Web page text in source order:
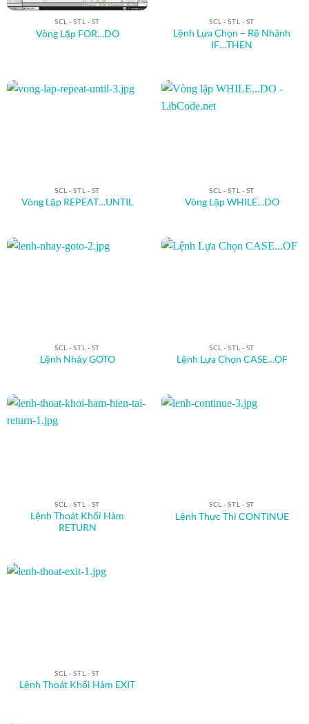
SCL - STL - ST
Vòng Lặp FOR…DO
SCL - STL - ST
Lệnh Lựa Chọn – Rẽ Nhánh
IF…THEN
SCL - STL - ST
Vòng Lặp REPEAT…UNTIL
SCL - STL - ST
Vòng Lặp WHILE…DO
SCL - STL - ST
Lệnh Nhảy GOTO
SCL - STL - ST
Lệnh Lựa Chọn CASE…OF
SCL - STL - ST
Lệnh Thoát Khối Hàm
RETURN
SCL - STL - ST
Lệnh Thực Thi CONTINUE
SCL - STL - ST
Lệnh Thoát Khối Hàm EXIT